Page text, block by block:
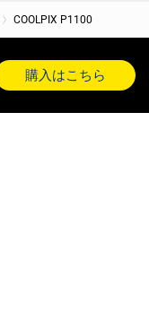
COOLPIX P1100
購入はこちら